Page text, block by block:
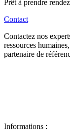
Prêt à prendre
Contact
Contactez nos
ressources
partenaire de
Informations :